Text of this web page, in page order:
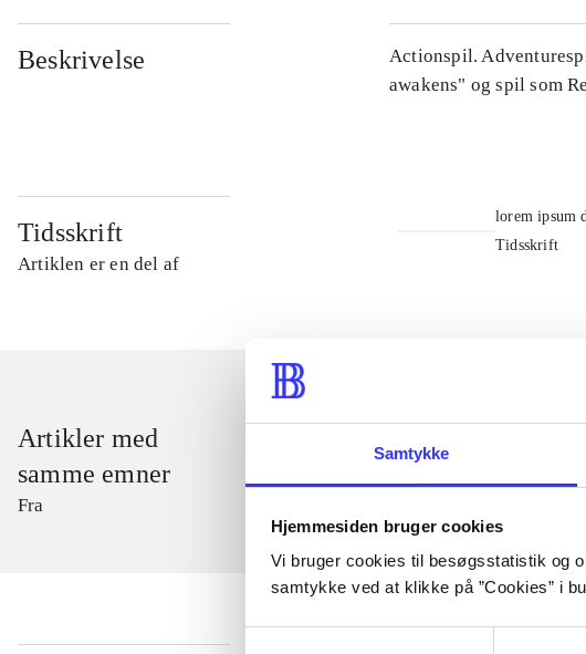
Samtykke
Hjemmesiden bruger cookies
Vi bruger cookies til besøgsstatistik og
samtykke ved at klikke på ”Cookies” i
Beskrivelse
Actionspil.
awakens" og spil som
Tidsskrift
Artiklen er en del af
lorem ipsum
Tidsskrift
Artikler med
samme emner
Fra